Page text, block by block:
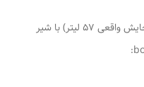
معرفی می‌کنیم: سماور گازی 60 لیتری (گنجایش واقعی 57 لیتر) با شیر